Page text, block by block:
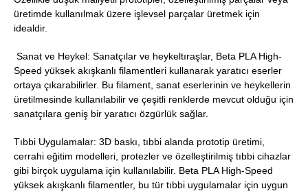
üretimde kullanılmak üzere işlevsel parçalar üretmek için
idealdir.
Sanat ve Heykel: Sanatçılar ve heykeltıraşlar, Beta PLA High-
Speed yüksek akışkanlı filamentleri kullanarak yaratıcı eserler
ortaya çıkarabilirler. Bu filament, sanat eserlerinin ve heykellerin
üretilmesinde kullanılabilir ve çeşitli renklerde mevcut olduğu için
sanatçılara geniş bir yaratıcı özgürlük sağlar.
Tıbbi Uygulamalar: 3D baskı, tıbbi alanda prototip üretimi,
cerrahi eğitim modelleri, protezler ve özelleştirilmiş tıbbi cihazlar
gibi birçok uygulama için kullanılabilir. Beta PLA High-Speed
yüksek akışkanlı filamentler, bu tür tıbbi uygulamalar için uygun